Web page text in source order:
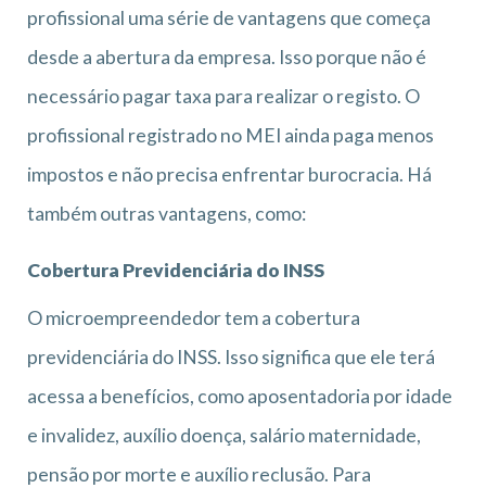
profissional uma série de vantagens que começa
desde a abertura da empresa. Isso porque não é
necessário pagar taxa para realizar o registo. O
profissional registrado no MEI ainda paga menos
impostos e não precisa enfrentar burocracia. Há
também outras vantagens, como:
Cobertura Previdenciária do INSS
O microempreendedor tem a cobertura
previdenciária do INSS. Isso significa que ele terá
acessa a benefícios, como aposentadoria por idade
e invalidez, auxílio doença, salário maternidade,
pensão por morte e auxílio reclusão. Para